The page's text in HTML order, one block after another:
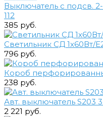
Выключатель с подсв.
112
385 руб.
Светильник СД 1х60Вт/
796 руб.
Короб
238 руб.
Авт. выключатель S203
2 221 руб.